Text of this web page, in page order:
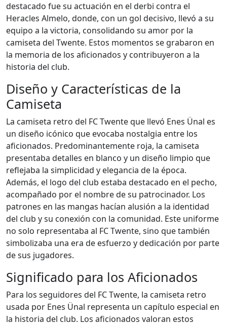
destacado fue su actuación en el derbi contra el
Heracles Almelo, donde, con un gol decisivo, llevó a su
equipo a la victoria, consolidando su amor por la
camiseta del Twente. Estos momentos se grabaron en
la memoria de los aficionados y contribuyeron a la
historia del club.
Diseño y Características de la
Camiseta
La camiseta retro del FC Twente que llevó Enes Ünal es
un diseño icónico que evocaba nostalgia entre los
aficionados. Predominantemente roja, la camiseta
presentaba detalles en blanco y un diseño limpio que
reflejaba la simplicidad y elegancia de la época.
Además, el logo del club estaba destacado en el pecho,
acompañado por el nombre de su patrocinador. Los
patrones en las mangas hacían alusión a la identidad
del club y su conexión con la comunidad. Este uniforme
no solo representaba al FC Twente, sino que también
simbolizaba una era de esfuerzo y dedicación por parte
de sus jugadores.
Significado para los Aficionados
Para los seguidores del FC Twente, la camiseta retro
usada por Enes Ünal representa un capítulo especial en
la historia del club. Los aficionados valoran estos